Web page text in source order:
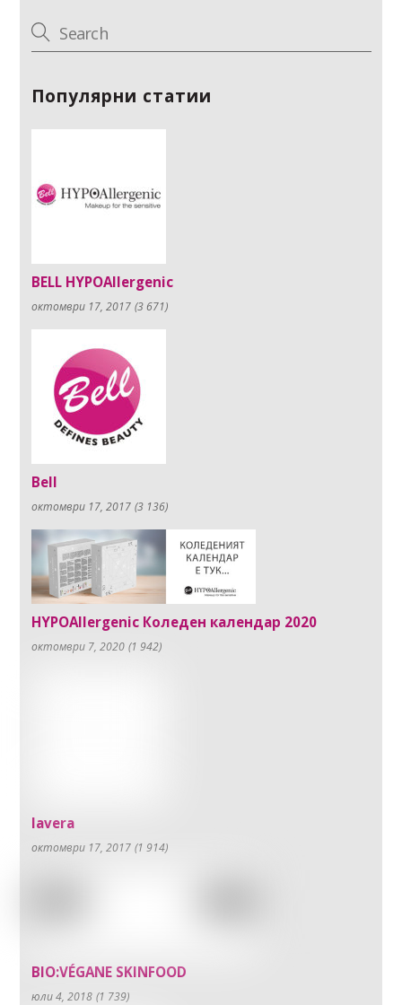
Популярни статии
BELL HYPOAllergenic
октомври 17, 2017 (3 671)
Bell
октомври 17, 2017 (3 136)
HYPOAllergenic Коледен календар 2020
октомври 7, 2020 (1 942)
lavera
октомври 17, 2017 (1 914)
BIO:VÉGANE SKINFOOD
юли 4, 2018 (1 739)